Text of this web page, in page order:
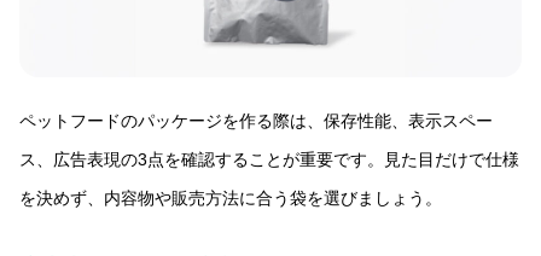
ペットフードのパッケージを作る際は、保存性能、表示スペー
ス、広告表現の3点を確認することが重要です。見た目だけで仕様
を決めず、内容物や販売方法に合う袋を選びましょう。